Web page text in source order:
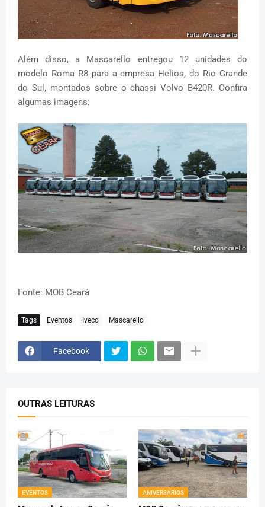
Além disso, a Mascarello entregou 12 unidades do
modelo Roma R8 para a empresa Helios, do Rio Grande
do Sul, montados sobre o chassi Volvo B420R. Confira
algumas imagens:
Fonte: MOB Ceará
Tags Eventos Iveco Mascarello
Facebook
OUTRAS LEITURAS
EVENTOS ANIVERSÁRIOS